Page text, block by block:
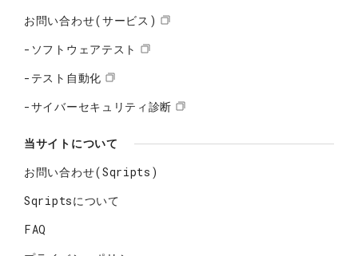
お問い合わせ(サービス)
-ソフトウェアテスト
-テスト自動化
-サイバーセキュリティ診断
当サイトについて
お問い合わせ(Sqripts)
Sqriptsについて
FAQ